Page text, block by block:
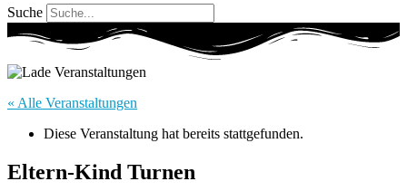
Suche
« Alle Veranstaltungen
Diese Veranstaltung hat bereits stattgefunden.
Eltern-Kind Turnen